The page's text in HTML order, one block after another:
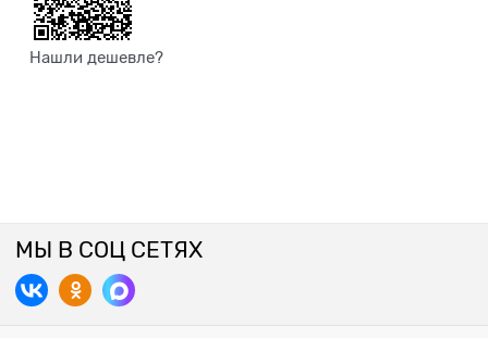
Нашли дешевле?
МЫ В СОЦ СЕТЯХ